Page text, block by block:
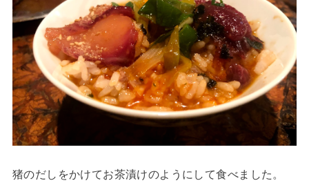
猪のだしをかけてお茶漬けのようにして食べました。